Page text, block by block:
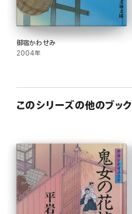
御宿かわせみ
2004年
このシリーズの他のブック